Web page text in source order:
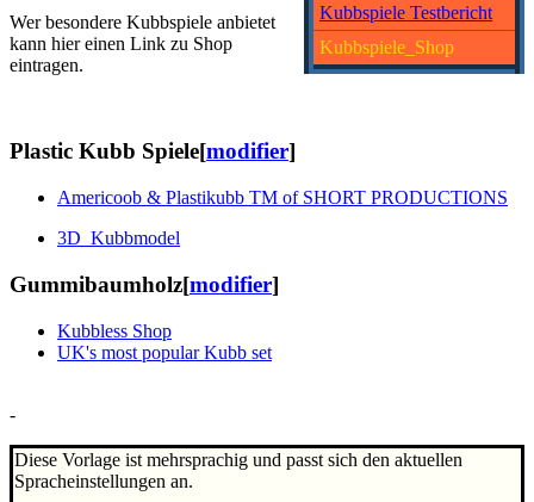
Kubbspiele Testbericht
Kubbspiele_Shop
Wer besondere Kubbspiele anbietet
kann hier einen Link zu Shop
eintragen.
Plastic Kubb Spiele[modifier]
Americoob & Plastikubb TM of SHORT PRODUCTIONS
3D_Kubbmodel
Gummibaumholz[modifier]
Kubbless Shop
UK's most popular Kubb set
-
Diese Vorlage ist mehrsprachig und passt sich den aktuellen
Spracheinstellungen an.